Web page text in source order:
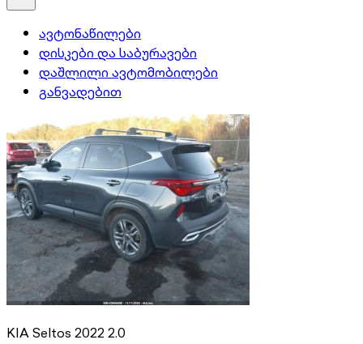
ავტონაწილები
დისკები და საბურავები
დაშლილი ავტომობილები
განვადებით
KIA Seltos 2022 2.0